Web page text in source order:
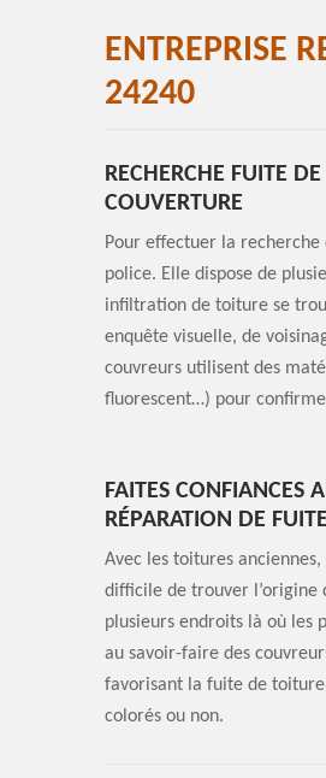
ENTREPRISE
24240
RECHERCHE FUITE
COUVERTURE
Pour effectuer la
police. Elle dispose de
infiltration de toiture se
enquête visuelle, de
couvreurs utilisent des
fluorescent…) pour
FAITES CONFIANCES
RÉPARATION DE
Avec les toitures
difficile de trouver l’origine
plusieurs endroits là où les
au savoir-faire des
favorisant la fuite de
colorés ou non.